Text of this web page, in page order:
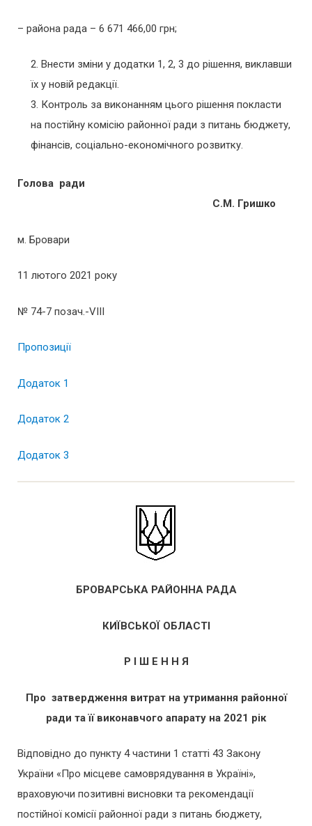
– района рада – 6 671 466,00 грн;
Внести зміни у додатки 1, 2, 3 до рішення, виклавши
їх у новій редакції.
Контроль за виконанням цього рішення покласти
на постійну комісію районної ради з питань бюджету,
фінансів, соціально-економічного розвитку.
Голова ради
С.М. Гришко
м. Бровари
11 лютого 2021 року
№ 74-7 позач.-VІІІ
Пропозиції
Додаток 1
Додаток 2
Додаток 3
БРОВАРСЬКА РАЙОННА РАДА
КИЇВСЬКОЇ ОБЛАСТІ
Р І Ш Е Н Н Я
Про затвердження витрат на утримання районної
ради та її виконавчого апарату на 2021 рік
Відповідно до пункту 4 частини 1 статті 43 Закону
України «Про місцеве самоврядування в Україні»,
враховуючи позитивні висновки та рекомендації
постійної комісії районної ради з питань бюджету,